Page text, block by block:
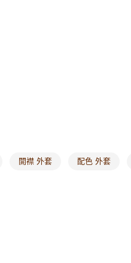
開襟 外套 配色 外套